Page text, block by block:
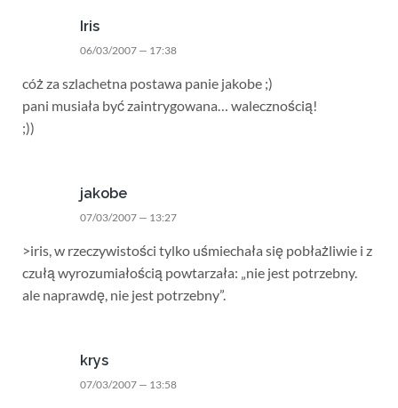
Iris
06/03/2007 — 17:38
cóż za szlachetna postawa panie jakobe ;)
pani musiała być zaintrygowana… walecznością!
;))
jakobe
07/03/2007 — 13:27
>iris, w rzeczywistości tylko uśmiechała się pobłażliwie i z
czułą wyrozumiałością powtarzała: „nie jest potrzebny.
ale naprawdę, nie jest potrzebny”.
krys
07/03/2007 — 13:58